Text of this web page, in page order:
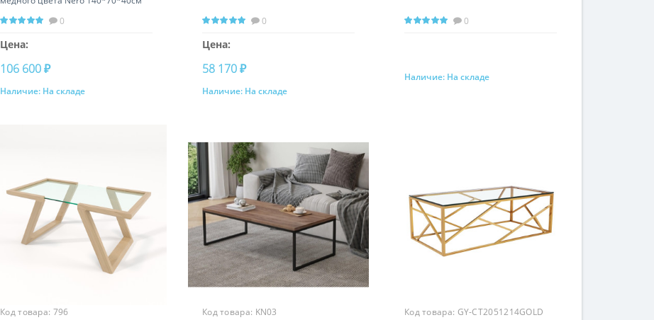
33FS-CT1470-BBS
0
Цена:
106 600 ₽
Купить
Наличие: На складе
0
Цена:
58 170 ₽
Купить
Наличие: На складе
0
Запросить цену
Наличие: На складе
Код товара: 796
Код товара: KN03
Код товара: GY-CT2051214GOLD